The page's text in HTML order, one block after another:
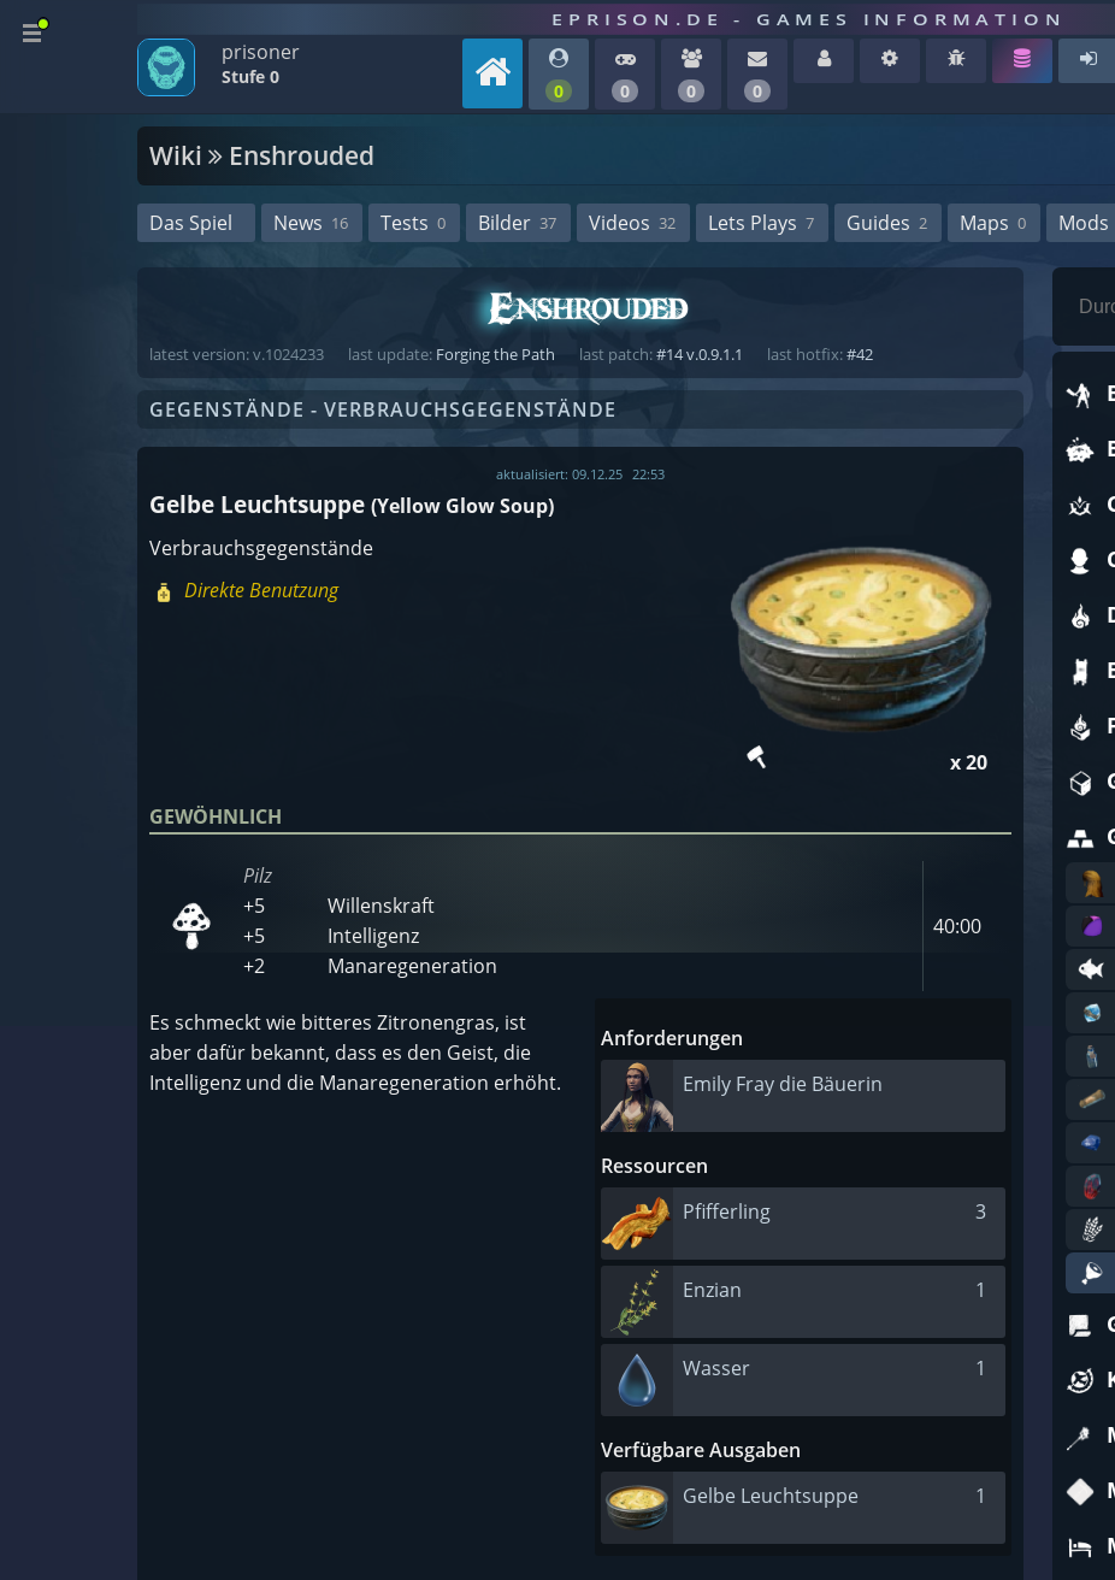
EPRISON.DE - GAMES INFORMATION
prisoner
Stufe 0
0 0 0 0
Wiki Enshrouded
Das Spiel News 16 Tests 0 Bilder 37 Videos 32 Lets Plays 7 Guides 2 Maps 0 Mods
latest version: v.1024233 last update: Forging the Path last patch:#14 v.0.9.1.1 last hotfix:#42
GEGENSTÄNDE - VERBRAUCHSGEGENSTÄNDE
aktualisiert: 09.12.25 22:53
Gelbe Leuchtsuppe (Yellow Glow Soup)
Verbrauchsgegenstände
Direkte Benutzung
x 20
GEWÖHNLICH
Pilz
+5
Willenskraft
+5
Intelligenz
+2
Manaregeneration
40:00
Es schmeckt wie bitteres Zitronengras, ist
aber dafür bekannt, dass es den Geist, die
Intelligenz und die Manaregeneration erhöht.
Anforderungen
Emily Fray die Bäuerin
Ressourcen
Pfifferling
3
Enzian 1
Wasser 1
Verfügbare Ausgaben
Gelbe Leuchtsuppe
1